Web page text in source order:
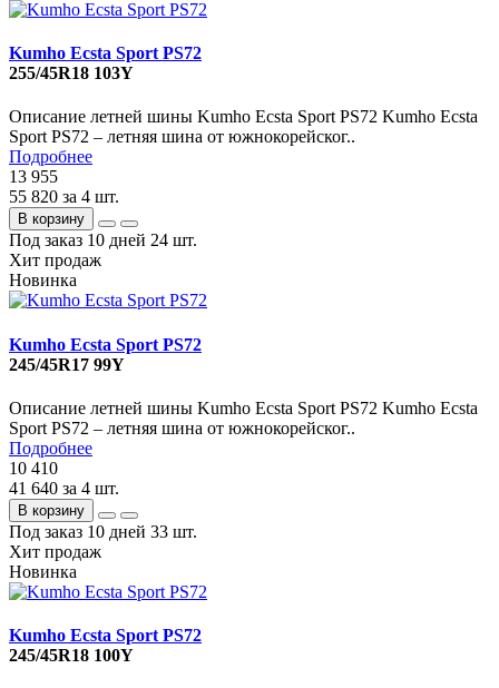
Kumho Ecsta Sport PS72
255/45R18 103Y
Описание летней шины Kumho Ecsta Sport PS72 Kumho Ecsta
Sport PS72 – летняя шина от южнокорейског..
Подробнее
13 955
55 820 за 4 шт.
В корзину
Под заказ 10 дней 24 шт.
Хит продаж
Новинка
Kumho Ecsta Sport PS72
245/45R17 99Y
Описание летней шины Kumho Ecsta Sport PS72 Kumho Ecsta
Sport PS72 – летняя шина от южнокорейског..
Подробнее
10 410
41 640 за 4 шт.
В корзину
Под заказ 10 дней 33 шт.
Хит продаж
Новинка
Kumho Ecsta Sport PS72
245/45R18 100Y